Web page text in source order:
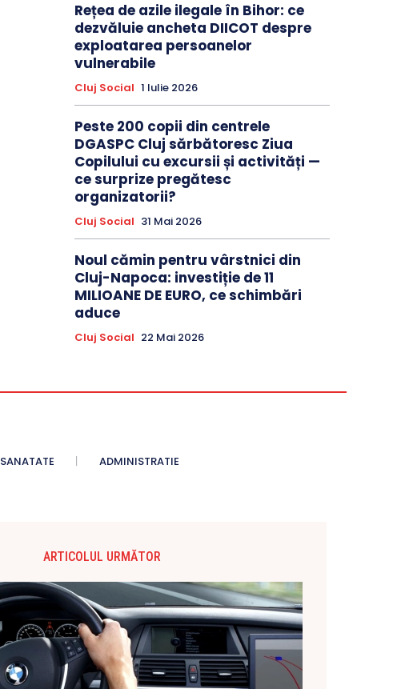
Rețea de azile ilegale în Bihor: ce
dezvăluie ancheta DIICOT despre
exploatarea persoanelor
vulnerabile
Cluj Social 1 Iulie 2026
Peste 200 copii din centrele
DGASPC Cluj sărbătoresc Ziua
Copilului cu excursii și activități —
ce surprize pregătesc
organizatorii?
Cluj Social 31 Mai 2026
Noul cămin pentru vârstnici din
Cluj-Napoca: investiție de 11
MILIOANE DE EURO, ce schimbări
aduce
Cluj Social 22 Mai 2026
SANATATE ADMINISTRATIE
ARTICOLUL URMĂTOR